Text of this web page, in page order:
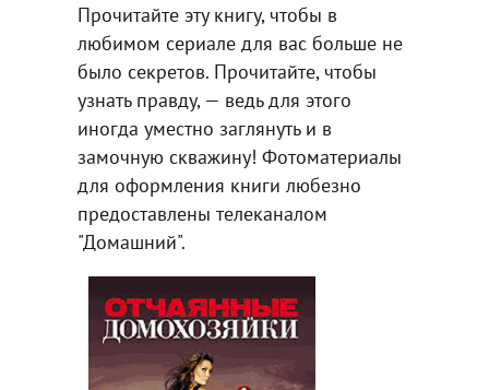
Прочитайте эту книгу, чтобы в
любимом сериале для вас больше не
было секретов. Прочитайте, чтобы
узнать правду, — ведь для этого
иногда уместно заглянуть и в
замочную скважину! Фотоматериалы
для оформления книги любезно
предоставлены телеканалом
"Домашний".